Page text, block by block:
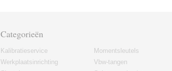
Categorieën
Kalibratieservice
Werkplaatsinrichting
Momentsleutels
Vbw-tangen